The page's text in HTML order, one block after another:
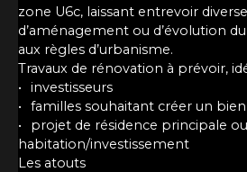
zone U6c, laissant entrevoir
d’aménagement ou d’évolution
aux règles d’urbanisme.
Travaux de rénovation à prévoir,
investisseurs
familles souhaitant créer un
projet de résidence principale
habitation/investissement
Les atouts